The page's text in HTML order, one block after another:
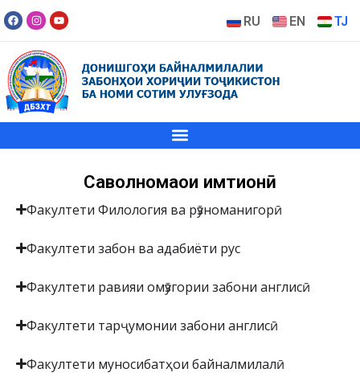
RU EN TJ
Саволномаҳои имтиҳонӣ
Факултети Филология ва рӯзноманигорӣ
Факултети забон ва адабиёти рус
Факултети равияи омӯзгории забони англисӣ
Факултети тарҷумонии забони англисӣ
Факултети муносибатҳои байналмилалӣ